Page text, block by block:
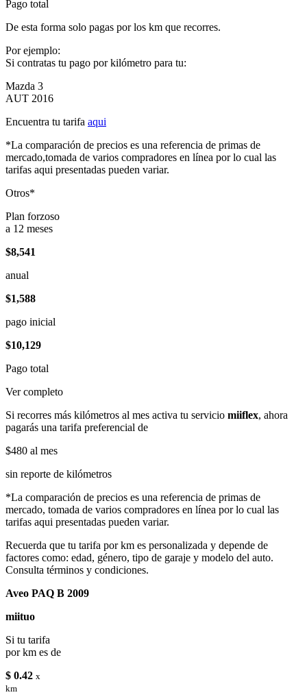
Pago total
De esta forma solo pagas por los km que recorres.
Por ejemplo:
Si contratas tu pago por kilómetro para tu:
Mazda 3
AUT 2016
Encuentra tu tarifa aqui
*La comparación de precios es una referencia de primas de
mercado,tomada de varios compradores en línea por lo cual las
tarifas aqui presentadas pueden variar.
Otros*
Plan forzoso
a 12 meses
$8,541
anual
$1,588
pago inicial
$10,129
Pago total
Ver completo
Si recorres más kilómetros al mes activa tu servicio miiflex, ahora
pagarás una tarifa preferencial de
$480 al mes
sin reporte de kilómetros
*La comparación de precios es una referencia de primas de
mercado, tomada de varios compradores en línea por lo cual las
tarifas aqui presentadas pueden variar.
Recuerda que tu tarifa por km es personalizada y depende de
factores como: edad, género, tipo de garaje y modelo del auto.
Consulta términos y condiciones.
Aveo PAQ B 2009
miituo
Si tu tarifa
por km es de
$ 0.42 x
km